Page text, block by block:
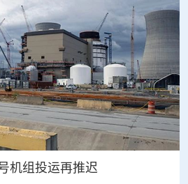
机组投运再推迟